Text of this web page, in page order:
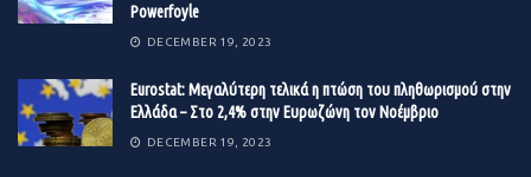
όπως αποδεικνύεται, λογίζεται πλέον ως εναλλακτικό
asset παραγωγής αξίας. Aυτή τη φορά, πίσω από το
ράλλυ, δεν είναι περιστασιακοί traders που θα
πανικοβληθούν με την πρώτη μεταβλητότητα…
Powerfoyle
DECEMBER 19, 2023
Eurostat: Μεγαλύτερη τελικά η πτώση του πληθωρισμού στην
Ελλάδα – Στο 2,4% στην Ευρωζώνη τον Νοέμβριο
DECEMBER 19, 2023